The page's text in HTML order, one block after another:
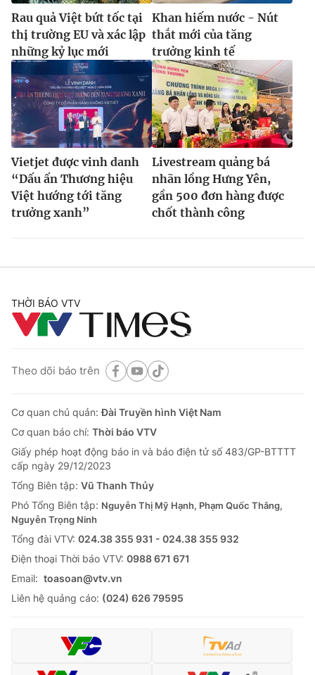
Rau quả Việt bứt tốc tại
thị trường EU và xác lập
những kỷ lục mới
Khan hiếm nước - Nút
thắt mới của tăng
trưởng kinh tế
Vietjet được vinh danh
“Dấu ấn Thương hiệu
Việt hướng tới tăng
trưởng xanh”
Livestream quảng bá
nhãn lồng Hưng Yên,
gần 500 đơn hàng được
chốt thành công
THỜI BÁO VTV
Theo dõi báo trên
Cơ quan chủ quản:Đài Truyền hình Việt Nam
Cơ quan báo chí: Thời báo VTV
Giấy phép hoạt động báo in và báo điện tử số 483/GP-BTTTT
cấp ngày 29/12/2023
Tổng Biên tập: Vũ Thanh Thủy
Phó Tổng Biên tập: Nguyễn Thị Mỹ Hạnh, Phạm Quốc Thắng,
Nguyễn Trọng Ninh
Tổng đài VTV: 024.38 355 931 - 024.38 355 932
Ðiện thoại Thời báo VTV: 0988 671 671
Email: toasoan@vtv.vn
Liên hệ quảng cáo: (024) 626 79595